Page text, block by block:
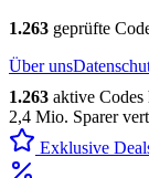
1.263 geprüfte
Über uns
1.263 aktive Codes
2,4 Mio. Sparer
Exklusive